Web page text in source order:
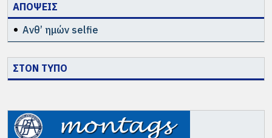
ΑΠΟΨΕΙΣ
Ανθ’ ημών selfie
ΣΤΟΝ ΤΥΠΟ